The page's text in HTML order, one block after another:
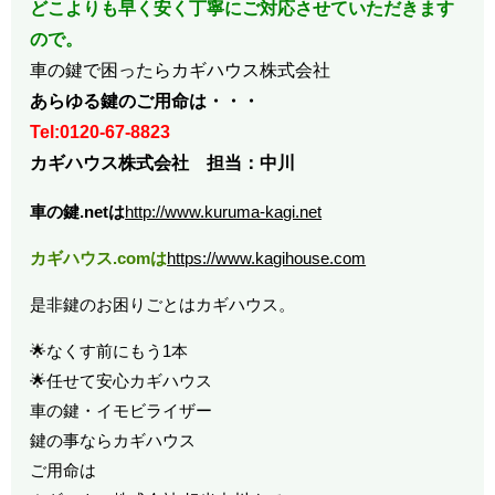
どこよりも早く安く丁寧にご対応させていただきます
ので。
車の鍵で困ったらカギハウス株式会社
あらゆる鍵のご用命は・・・
Tel:0120-67-8823
カギハウス株式会社 担当：中川
車の鍵.netはhttp://www.kuruma-kagi.net
カギハウス.comはhttps://www.kagihouse.com
是非鍵のお困りごとはカギハウス。
🌟なくす前にもう1本
🌟任せて安心カギハウス
車の鍵・イモビライザー
鍵の事ならカギハウス
ご用命は